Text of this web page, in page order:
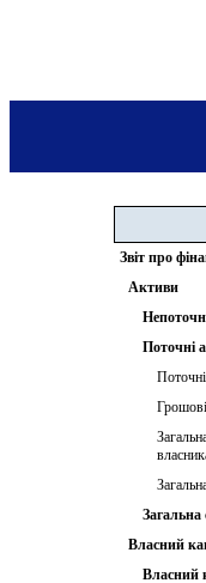
Звіт про
Активи
Поточні
Поточні
Загальна
Власний
Власний